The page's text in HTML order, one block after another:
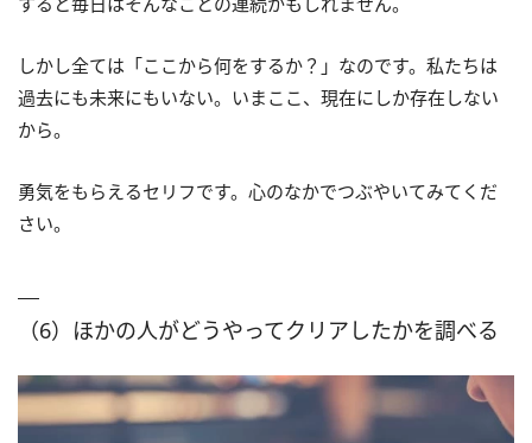
しかし全ては「ここから何をするか？」なのです。私たちは
過去にも未来にもいない。いまここ、現在にしか存在しない
から。
勇気をもらえるセリフです。心のなかでつぶやいてみてくだ
さい。
（6）ほかの人がどうやってクリアしたかを調べる